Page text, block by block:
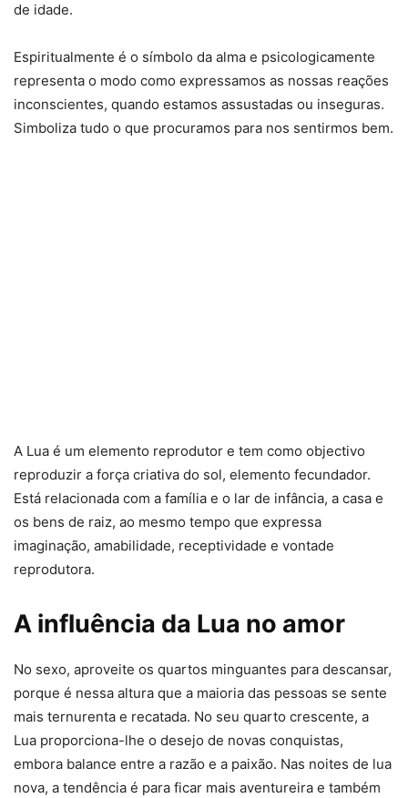
de idade.
Espiritualmente é o símbolo da alma e psicologicamente
representa o modo como expressamos as nossas reações
inconscientes, quando estamos assustadas ou inseguras.
Simboliza tudo o que procuramos para nos sentirmos bem.
A Lua é um elemento reprodutor e tem como objectivo
reproduzir a força criativa do sol, elemento fecundador.
Está relacionada com a família e o lar de infância, a casa e
os bens de raiz, ao mesmo tempo que expressa
imaginação, amabilidade, receptividade e vontade
reprodutora.
A influência da Lua no amor
No sexo, aproveite os quartos minguantes para descansar,
porque é nessa altura que a maioria das pessoas se sente
mais ternurenta e recatada. No seu quarto crescente, a
Lua proporciona-lhe o desejo de novas conquistas,
embora balance entre a razão e a paixão. Nas noites de lua
nova, a tendência é para ficar mais aventureira e também